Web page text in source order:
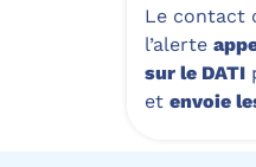
Le contact
l’alerte
sur le DATI
et envoie